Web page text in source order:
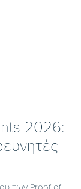
2026: